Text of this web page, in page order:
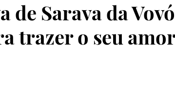
de Sarava da
trazer o seu